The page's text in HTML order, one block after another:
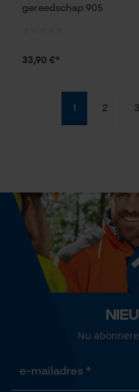
gereedschap 905
33,90 €*
1 2 3
Nu